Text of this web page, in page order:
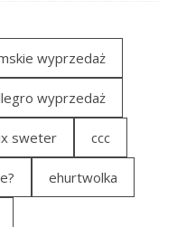
wyprzedaż
wyprzedaż
sweter ccc
ehurtwolka